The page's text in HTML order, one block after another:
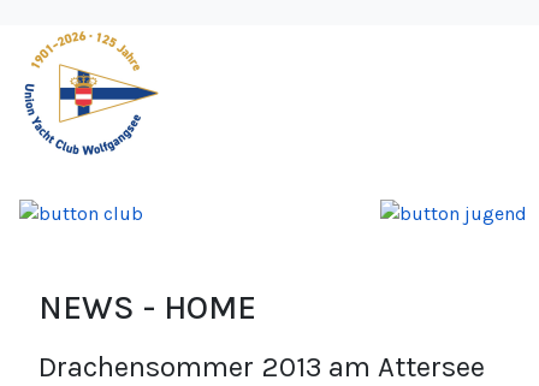
NEWS - HOME
Drachensommer 2013 am Attersee